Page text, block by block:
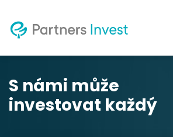
S námi může
investovat každý